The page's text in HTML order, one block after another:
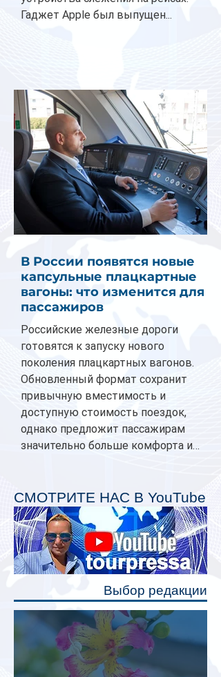
Гаджет Apple был выпущен...
В России появятся новые
капсульные плацкартные
вагоны: что изменится для
пассажиров
Российские железные дороги
готовятся к запуску нового
поколения плацкартных вагонов.
Обновленный формат сохранит
привычную вместимость и
доступную стоимость поездок,
однако предложит пассажирам
значительно больше комфорта и
планируется начать в 2027 году.
Одним из главных нововведений
станут индивидуальные шторки у
каждого спального места. Они
позволят пассажирам закрыть свою
полку во время сна или отдыха,
СМОТРИТЕ НАС В YouTube
Выбор редакции